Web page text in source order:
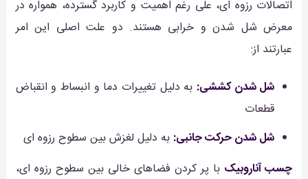
اتصالات رزوه ای، علی رغم اهمیت و کاربرد گسترده، همواره در
معرض شل شدن و خرابی هستند. دو علت اصلی این امر
عبارتند از:
شل شدن کششی: به دلیل تغییرات دما و انبساط و انقباض
قطعات
شل شدن حرکت جانبی: به دلیل لغزش بین سطوح رزوه ای
چسب آناروبیک با پر کردن فضاهای خالی بین سطوح رزوه ای،